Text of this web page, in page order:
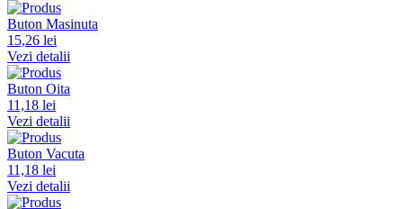
Buton Masinuta
15,26 lei
Vezi detalii
Buton Oita
11,18 lei
Vezi detalii
Buton Vacuta
11,18 lei
Vezi detalii